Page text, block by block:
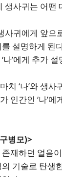
생사귀는 어
사귀에게 앞
설명하게 된
나’에게 추가
치 ‘나’와 생
인간인 ‘나’
병모)>
재하던 얼음
기술로 탄생